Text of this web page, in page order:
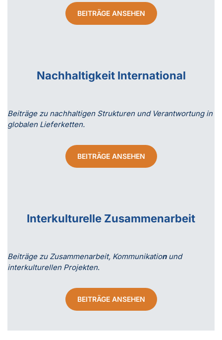
BEITRÄGE ANSEHEN
Nachhaltigkeit International
Beiträge zu nachhaltigen Strukturen und Verantwortung in
globalen Lieferketten.
BEITRÄGE ANSEHEN
Interkulturelle Zusammenarbeit
Beiträge zu Zusammenarbeit, Kommunikationund
interkulturellen Projekten.
BEITRÄGE ANSEHEN